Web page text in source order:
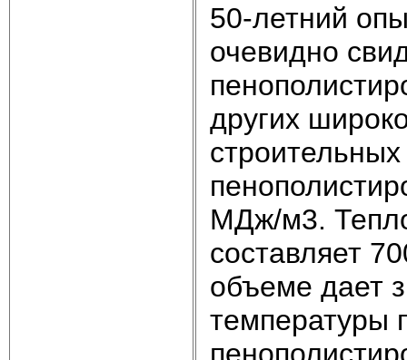
50-летний
очевидно
других
МДж/м3.
составляет
объеме дает
температуры